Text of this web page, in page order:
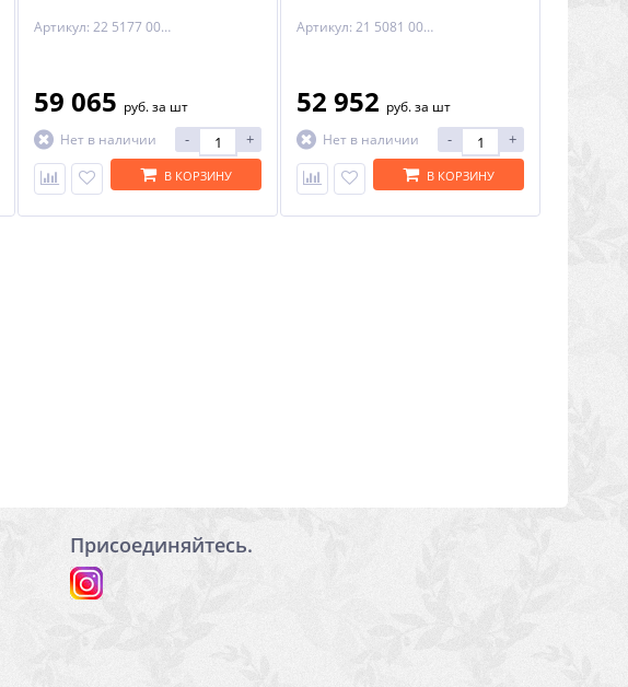
Артикул: 22 5177 002 06 01 00 28
59 065 руб.за шт
Нет в наличии
- +
В КОРЗИНУ
Артикул: 21 5081 002 06 01 00 00
52 952 руб.за шт
Нет в наличии
- +
В КОРЗИНУ
Присоединяйтесь.